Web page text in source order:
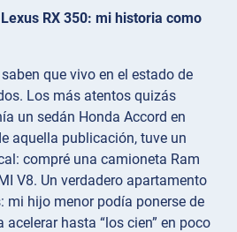
RX 350: mi historia como
que vivo en el estado de
Los más atentos quizás
un sedán Honda Accord en
aquella publicación, tuve un
compré una camioneta Ram
V8. Un verdadero apartamento
mi hijo menor podía ponerse de
hasta “los cien” en poco